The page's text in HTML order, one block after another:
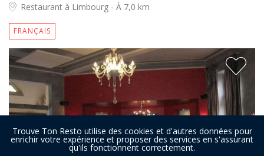
Restaurant à Limbourg - À 7,0 km
FRANÇAIS
Trouve Ton Resto utilise des cookies et d'autres données pour
enrichir votre expérience et proposer des services en s'assurant
qu'ils fonctionnent correctement.